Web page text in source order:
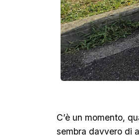
C’è un momento,
sembra davvero di